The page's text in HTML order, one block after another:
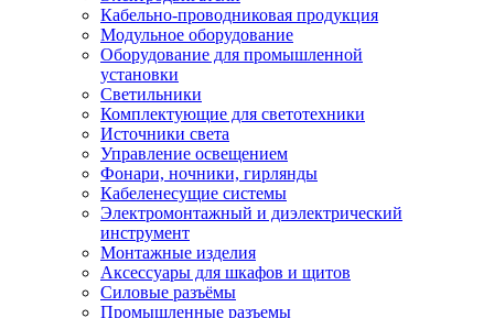
Кабельно-проводниковая продукция
Модульное оборудование
Оборудование для промышленной
установки
Светильники
Комплектующие для светотехники
Источники света
Управление освещением
Фонари, ночники, гирлянды
Кабеленесущие системы
Электромонтажный и диэлектрический
инструмент
Монтажные изделия
Аксессуары для шкафов и щитов
Силовые разъёмы
Промышленные разъемы